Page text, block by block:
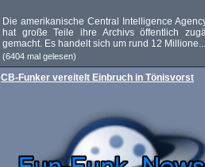
Die amerikanische Central Intelligence
hat große Teile ihre Archivs öffentlich
gemacht. Es handelt sich um rund 12 Millione...
(6404 mal gelesen)
CB-Funker vereitelt Einbruch in Tönisvorst